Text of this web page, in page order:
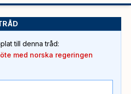
till denna tråd:
med norska regeringen